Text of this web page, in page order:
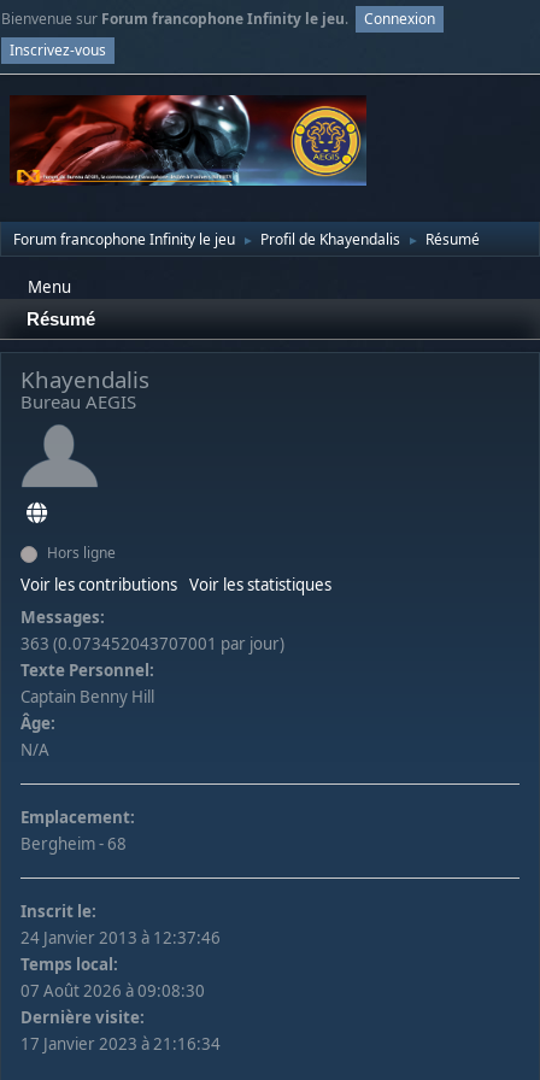
Bienvenue sur Forum francophone Infinity le jeu.
Connexion
Inscrivez-vous
Forum francophone Infinity le jeu ► Profil de Khayendalis ► Résumé
Menu
Résumé
Khayendalis
Bureau AEGIS
Hors ligne
Voir les contributions Voir les statistiques
Messages:
363 (0.073452043707001 par jour)
Texte Personnel:
Captain Benny Hill
Âge:
N/A
Emplacement:
Bergheim - 68
Inscrit le:
24 Janvier 2013 à 12:37:46
Temps local:
07 Août 2026 à 09:08:30
Dernière visite:
17 Janvier 2023 à 21:16:34